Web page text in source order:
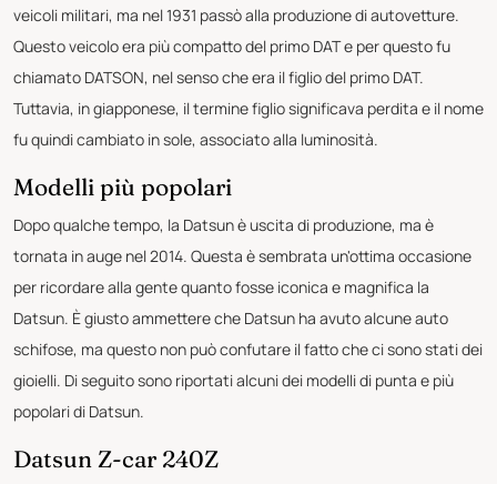
veicoli militari, ma nel 1931 passò alla produzione di autovetture.
Questo veicolo era più compatto del primo DAT e per questo fu
chiamato DATSON, nel senso che era il figlio del primo DAT.
Tuttavia, in giapponese, il termine figlio significava perdita e il nome
fu quindi cambiato in sole, associato alla luminosità.
Modelli più popolari
Dopo qualche tempo, la Datsun è uscita di produzione, ma è
tornata in auge nel 2014. Questa è sembrata un'ottima occasione
per ricordare alla gente quanto fosse iconica e magnifica la
Datsun. È giusto ammettere che Datsun ha avuto alcune auto
schifose, ma questo non può confutare il fatto che ci sono stati dei
gioielli. Di seguito sono riportati alcuni dei modelli di punta e più
popolari di Datsun.
Datsun Z-car 240Z